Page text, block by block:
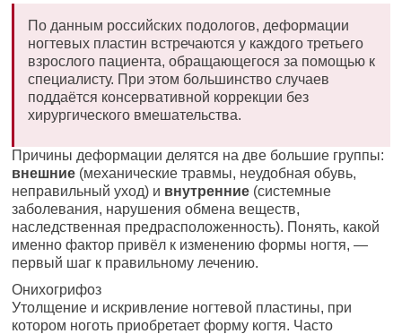
По данным российских подологов, деформации
ногтевых пластин встречаются у каждого третьего
взрослого пациента, обращающегося за помощью к
специалисту. При этом большинство случаев
поддаётся консервативной коррекции без
хирургического вмешательства.
Причины деформации делятся на две большие группы:
внешние (механические травмы, неудобная обувь,
неправильный уход) и внутренние (системные
заболевания, нарушения обмена веществ,
наследственная предрасположенность). Понять, какой
именно фактор привёл к изменению формы ногтя, —
первый шаг к правильному лечению.
Онихогрифоз
Утолщение и искривление ногтевой пластины, при
котором ноготь приобретает форму когтя. Часто